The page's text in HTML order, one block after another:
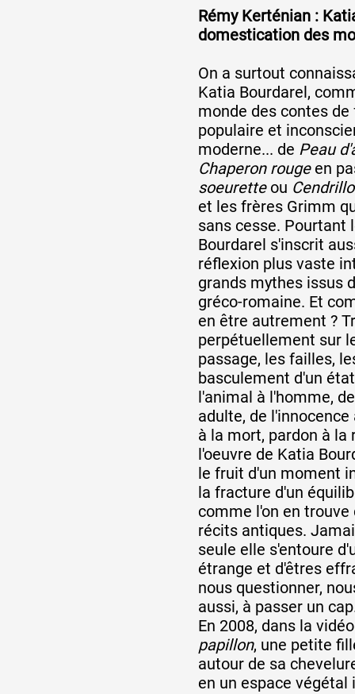
Rémy Kerténian :
domestication des
On a surtout
Katia Bourdarel,
monde des contes
populaire et
moderne... de Peau
Chaperon rougeen
soeuretteou
et les frères Grimm
sans cesse. Pourtant
Bourdarel s'inscrit
réflexion plus vaste
grands mythes issus
gréco-romaine. Et
en être autrement ?
perpétuellement sur
passage, les failles,
basculement d'un
l'animal à l'homme,
adulte, de
à la mort, pardon à la
l'oeuvre de Katia
le fruit d'un moment
la fracture d'un
comme l'on en trouve
récits antiques.
seule elle s'entoure
étrange et d'êtres
nous questionner,
aussi, à passer un
En 2008, dans la
papillon, une petite
autour de sa
en un espace végétal